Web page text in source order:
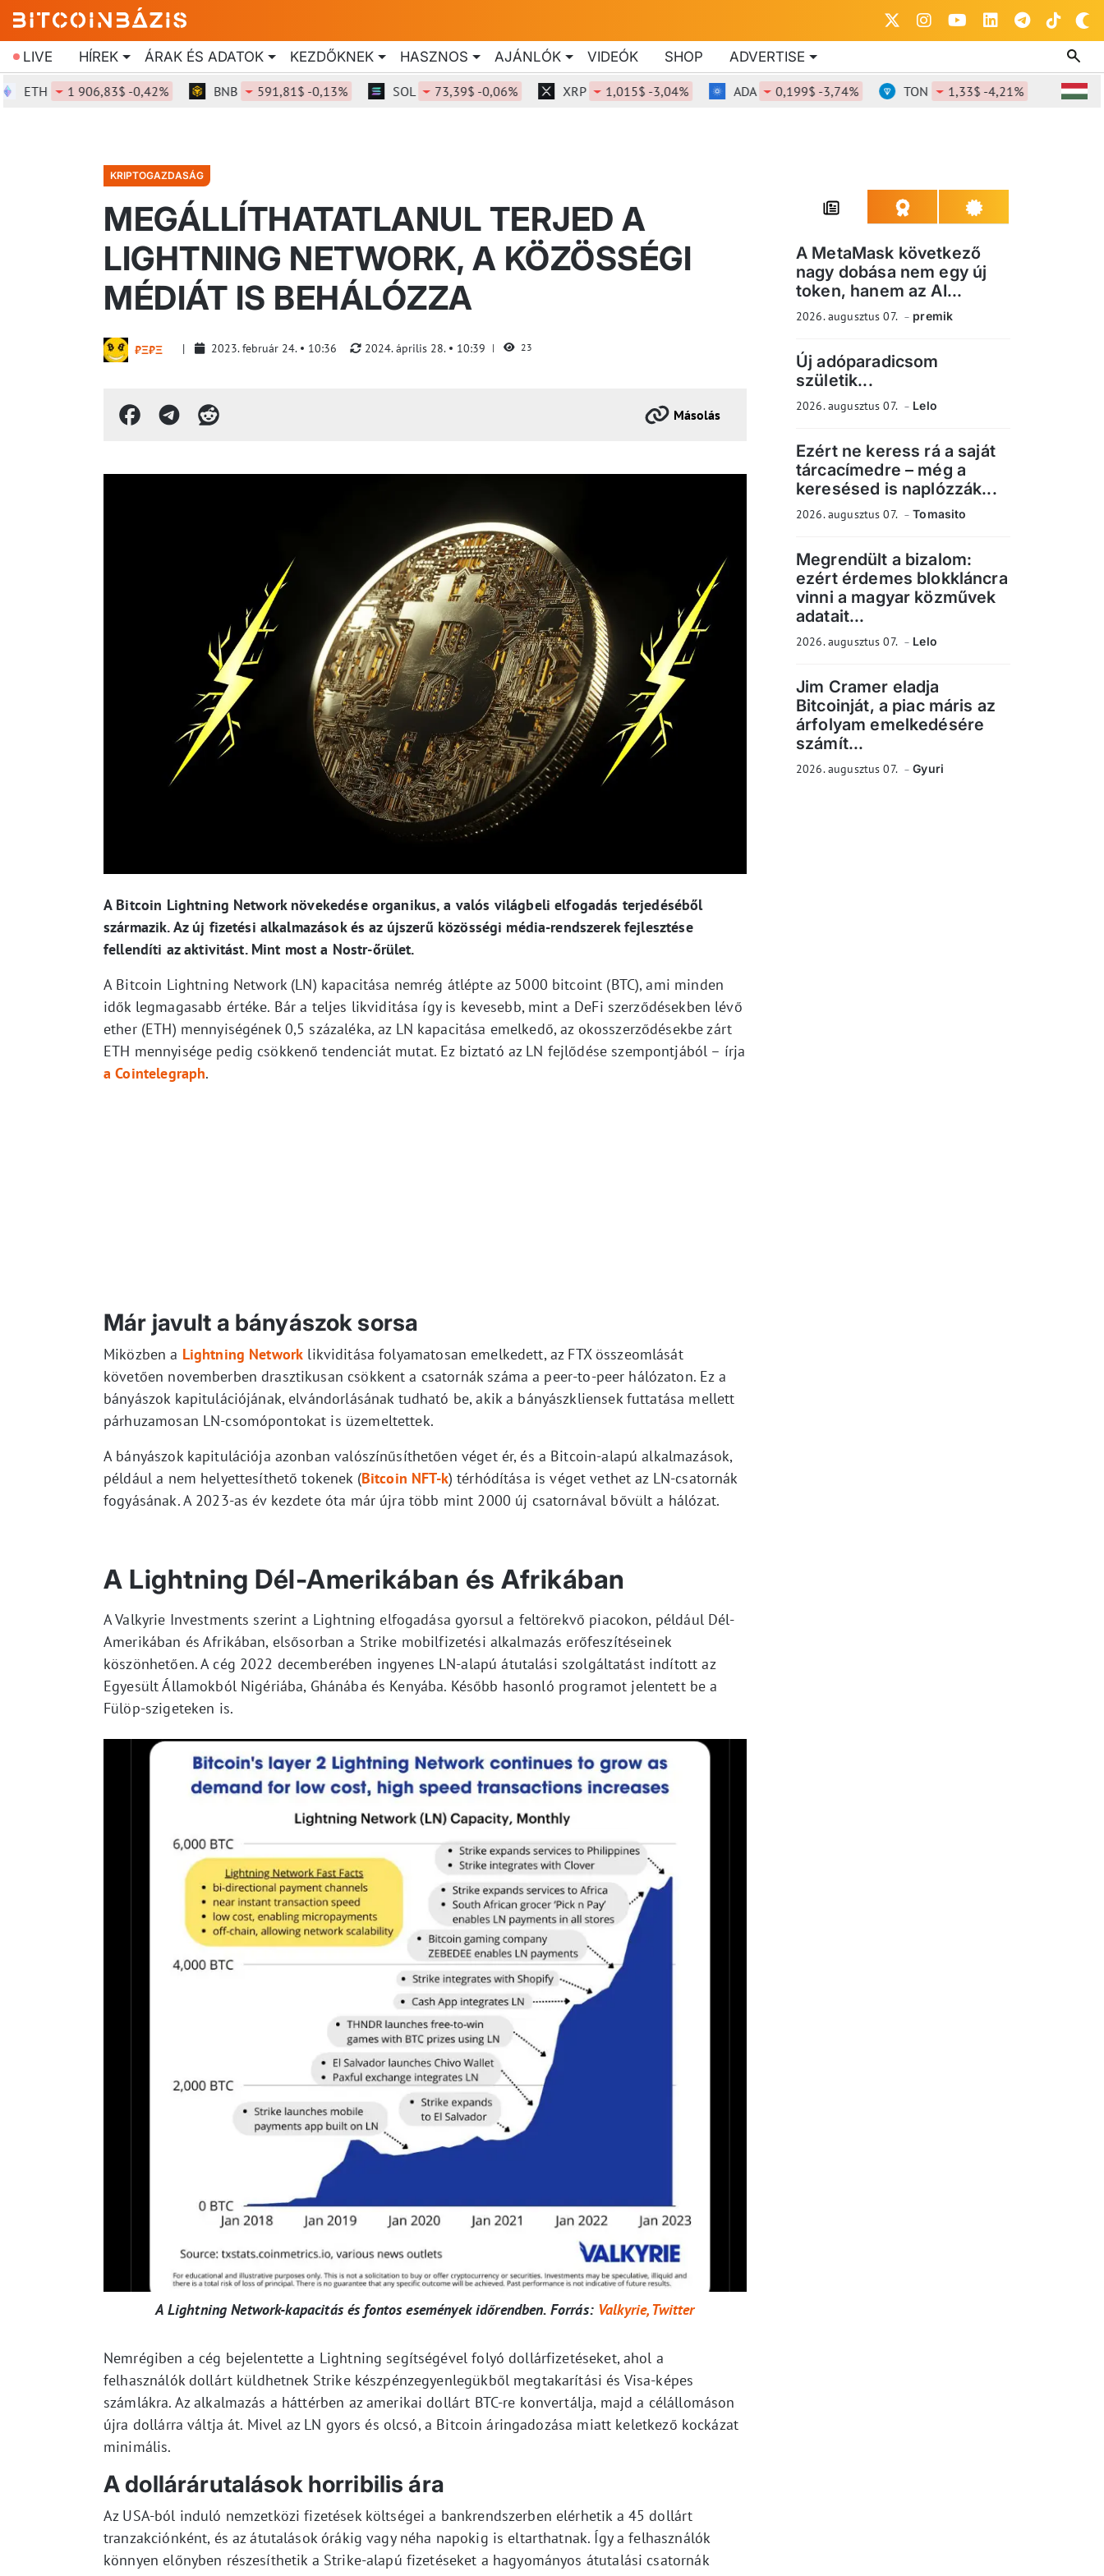
LIVE HÍREK ÁRAK ÉS ADATOK KEZDŐKNEK HASZNOS AJÁNLÓK VIDEÓK SHOP ADVERTISE
1 906,83$ -0,42% BNB 591,81$ -0,13% SOL 73,39$ -0,06% XRP 1,015$ -3,04% ADA 0,199$ -3,74% TON 1,33$ -4,21% DOT
KRIPTOGAZDASÁG
MEGÁLLÍTHATATLANUL TERJED A
LIGHTNING NETWORK, A KÖZÖSSÉGI
MÉDIÁT IS BEHÁLÓZZA
₿Ξ₿Ξ 2023. február 24. 10:36 2024. április 28. 10:39 23
Másolás
A Bitcoin Lightning Network növekedése organikus, a valós világbeli elfogadás terjedéséből
származik. Az új fizetési alkalmazások és az újszerű közösségi média-rendszerek fejlesztése
fellendíti az aktivitást. Mint most a Nostr-őrület.
A Bitcoin Lightning Network (LN) kapacitása nemrég átlépte az 5000 bitcoint (BTC), ami minden
idők legmagasabb értéke. Bár a teljes likviditása így is kevesebb, mint a DeFi szerződésekben lévő
ether (ETH) mennyiségének 0,5 százaléka, az LN kapacitása emelkedő, az okosszerződésekbe zárt
ETH mennyisége pedig csökkenő tendenciát mutat. Ez biztató az LN fejlődése szempontjából – írja
a Cointelegraph.
Már javult a bányászok sorsa
Miközben a Lightning Network likviditása folyamatosan emelkedett, az FTX összeomlását
követően novemberben drasztikusan csökkent a csatornák száma a peer-to-peer hálózaton. Ez a
bányászok kapitulációjának, elvándorlásának tudható be, akik a bányászkliensek futtatása mellett
párhuzamosan LN-csomópontokat is üzemeltettek.
A bányászok kapitulációja azonban valószínűsíthetően véget ér, és a Bitcoin-alapú alkalmazások,
például a nem helyettesíthető tokenek (Bitcoin NFT-k) térhódítása is véget vethet az LN-csatornák
fogyásának. A 2023-as év kezdete óta már újra több mint 2000 új csatornával bővült a hálózat.
A Lightning Dél-Amerikában és Afrikában
A Valkyrie Investments szerint a Lightning elfogadása gyorsul a feltörekvő piacokon, például Dél-
Amerikában és Afrikában, elsősorban a Strike mobilfizetési alkalmazás erőfeszítéseinek
köszönhetően. A cég 2022 decemberében ingyenes LN-alapú átutalási szolgáltatást indított az
Egyesült Államokból Nigériába, Ghánába és Kenyába. Később hasonló programot jelentett be a
Fülöp-szigeteken is.
A Lightning Network-kapacitás és fontos események időrendben. Forrás: Valkyrie, Twitter
Nemrégiben a cég bejelentette a Lightning segítségével folyó dollárfizetéseket, ahol a
felhasználók dollárt küldhetnek Strike készpénzegyenlegükből megtakarítási és Visa-képes
számlákra. Az alkalmazás a háttérben az amerikai dollárt BTC-re konvertálja, majd a célállomáson
újra dollárra váltja át. Mivel az LN gyors és olcsó, a Bitcoin áringadozása miatt keletkező kockázat
minimális.
A dollárárutalások horribilis ára
Az USA-ból induló nemzetközi fizetések költségei a bankrendszerben elérhetik a 45 dollárt
tranzakciónként, és az átutalások órákig vagy néha napokig is eltarthatnak. Így a felhasználók
könnyen előnyben részesíthetik a Strike-alapú fizetéseket a hagyományos átutalási csatornák
A MetaMask következő
nagy dobása nem egy új
token, hanem az AI...
2026. augusztus 07. premik
Új adóparadicsom
születik...
2026. augusztus 07. Lelo
Ezért ne keress rá a saját
tárcacímedre – még a
keresésed is naplózzák...
2026. augusztus 07. Tomasito
Megrendült a bizalom:
ezért érdemes blokkláncra
vinni a magyar közművek
adatait...
2026. augusztus 07. Lelo
Jim Cramer eladja
Bitcoinját, a piac máris az
árfolyam emelkedésére
számít...
2026. augusztus 07. Gyuri